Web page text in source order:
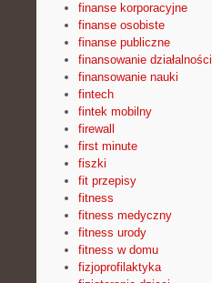
finanse korporacyjne
finanse osobiste
finanse publiczne
finansowanie działalności
finansowanie nauki
fintech
fintek mobilny
firewall
first minute
fiszki
fit przepisy
fitness
fitness medyczny
fitness urody
fitness w domu
fizjoprofilaktyka